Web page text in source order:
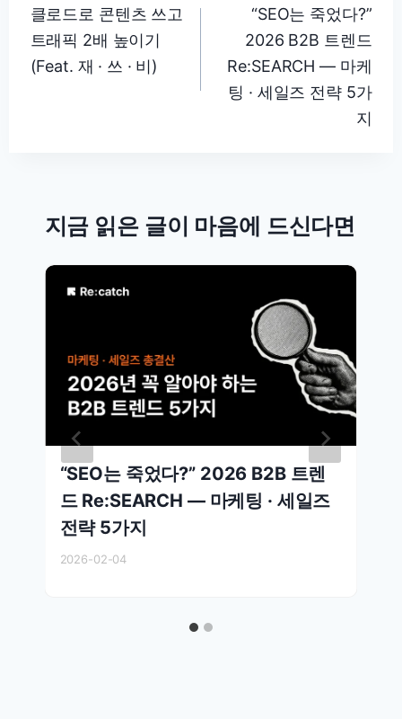
탐
색
클로드로 콘텐츠 쓰고
트래픽 2배 높이기
(Feat. 재 · 쓰 · 비)
“SEO는 죽었다?”
2026 B2B 트렌드
Re:SEARCH — 마케
팅 · 세일즈 전략 5가
지
지금 읽은 글이 마음에 드신다면
“SEO는 죽었다?” 2026 B2B 트렌
드 Re:SEARCH — 마케팅 · 세일즈
전략 5가지
2026-02-04